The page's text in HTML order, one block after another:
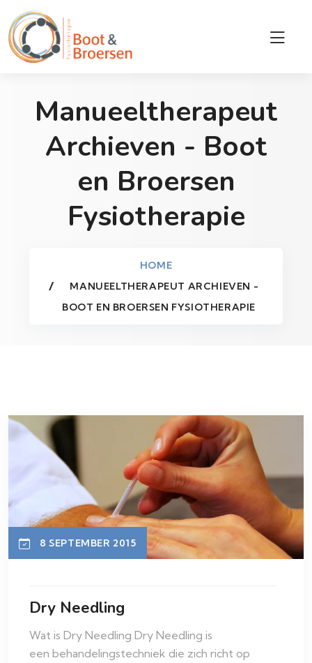
Manueeltherapeut
Archieven - Boot
en Broersen
Fysiotherapie
HOME
MANUEELTHERAPEUT ARCHIEVEN -
BOOT EN BROERSEN FYSIOTHERAPIE
8 SEPTEMBER 2015
Dry Needling
Wat is Dry Needling Dry Needling is
een behandelingstechniek die zich richt op